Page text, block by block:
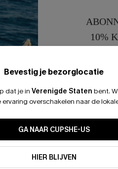
Bevestig je bezorglocatie
dat je in Verenigde Staten bent.
overschakelen naar de
GA NAAR CUPSHE-US
HIER BLIJVEN
10%
Door je
stemt er tevens
en